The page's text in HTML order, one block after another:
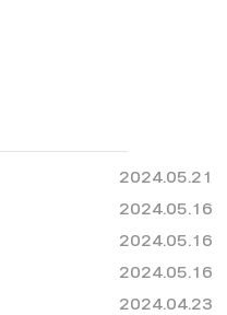
2024.05.21
2024.05.16
2024.05.16
2024.05.16
2024.04.23